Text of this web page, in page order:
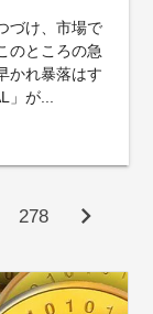
づけ、市場で
のところの急
かれ暴落はす
」が...
278 chevron_right